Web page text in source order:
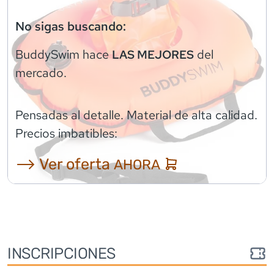
No sigas buscando:
BuddySwim haceLAS MEJORES del
mercado.
Pensadas al detalle. Material de alta calidad.
Precios imbatibles:
⟶ Ver ofertaAHORA
INSCRIPCIONES